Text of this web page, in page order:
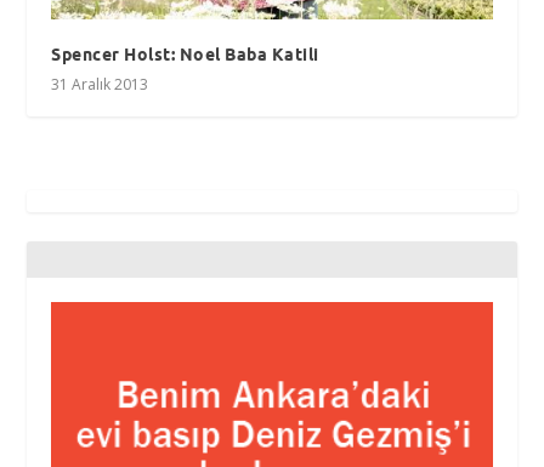
Spencer Holst: Noel Baba Katili
31 Aralık 2013